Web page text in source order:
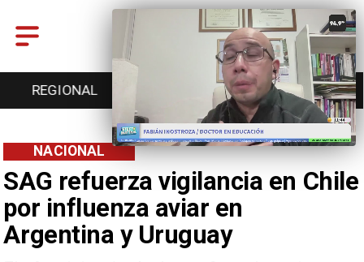
ENTRETENCIÓN DEPORTES CULTURA
SAG refuerza vigilancia en Chile
por influenza aviar en
Argentina y Uruguay
NACIONAL